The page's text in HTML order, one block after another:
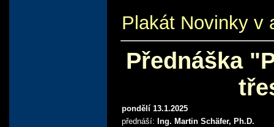
Plakát Novinky v
Přednáška
pondělí 13.1.2025
přednáší: Ing. Martin Schäfer, Ph.D.